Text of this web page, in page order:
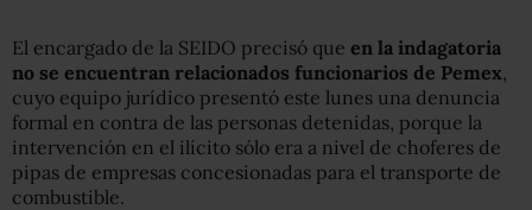
El encargado de la SEIDO precisó que en la indagatoria
no se encuentran relacionados funcionarios de Pemex
cuyo equipo jurídico presentó este lunes una denuncia
formal en contra de las personas detenidas, porque la
intervención en el ilícito sólo era a nivel de choferes de
pipas de empresas concesionadas para el transporte de
combustible.